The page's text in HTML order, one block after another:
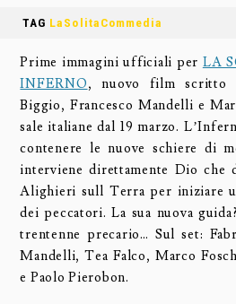
TAG LaSolitaCommedia
Prime immagini ufficiali per LA
INFERNO, nuovo film scritto
Biggio, Francesco Mandelli e
sale italiane dal 19 marzo.
contenere le nuove schiere di
interviene direttamente Dio che
Alighieri sull Terra per iniziare
dei peccatori. La sua nuova
trentenne precario… Sul set:
Mandelli, Tea Falco, Marco
e Paolo Pierobon.